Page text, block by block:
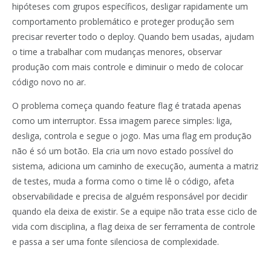
hipóteses com grupos específicos, desligar rapidamente um
comportamento problemático e proteger produção sem
precisar reverter todo o deploy. Quando bem usadas, ajudam
o time a trabalhar com mudanças menores, observar
produção com mais controle e diminuir o medo de colocar
código novo no ar.
O problema começa quando feature flag é tratada apenas
como um interruptor. Essa imagem parece simples: liga,
desliga, controla e segue o jogo. Mas uma flag em produção
não é só um botão. Ela cria um novo estado possível do
sistema, adiciona um caminho de execução, aumenta a matriz
de testes, muda a forma como o time lê o código, afeta
observabilidade e precisa de alguém responsável por decidir
quando ela deixa de existir. Se a equipe não trata esse ciclo de
vida com disciplina, a flag deixa de ser ferramenta de controle
e passa a ser uma fonte silenciosa de complexidade.